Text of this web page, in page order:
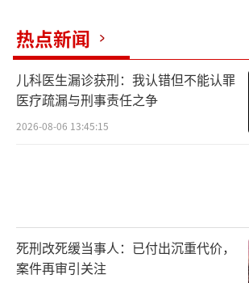
热点新闻
儿科医生漏诊获刑：我认错但不能认罪
医疗疏漏与刑事责任之争
2026-08-06 13:45:15
死刑改死缓当事人：已付出沉重代价，
案件再审引关注